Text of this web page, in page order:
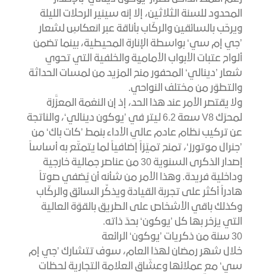
المحدود للسنة الثلاثين، إلا إنه سينير الرحلات الليلة
ويرحّب بالسائقين والركّاب بأناقة عبر انعكاسٍ لشعار
’جي إم سي‘ بواسطة الإنارة المحيطية، بينما تضمن
ألواح عتبات الأبواب الأمامية والخلفية التي تحوي
شعار ’دينالي‘ المحفور منح المزيد من لمسات الحداثة
والتطوّر من مختلف النواحي.
ولا يقتصر الأمر عند هذا الحد، إذ إن النغمة المعزَّزة
لمحرّك V8 سعة 6.2 ليتر في ’يوكون دينالي‘، والناتجة
عن تركيب نظام عادم عالي الأداء بنمط ’كات باك‘ من
’جنرال موتورز‘، تمنح تميّزاً إضافياً لما يتمتّع به أساساً
إصدار الذكرى السنوية 30 من عناصر جمالية خارجية
وداخلية فريدة. وهذا الأمر من شأنه أن يُضفي صوتاً
هادراً أكثر على تجربة القيادة ويذكِّر السائق والركّاب
وكذلك باقي الأشخاص على الطريق بالقوّة العالية
التي يزخر بها كل ’يوكون‘ بحدّ ذاته.
30 سنة من ذكريات ’يوكون‘ الرائعة
خلال شهر رمضان لهذا العام، سوف تتشارك ’جي إم
سي‘ مع عملائها وعشّاق العلامة التجارية لحظات